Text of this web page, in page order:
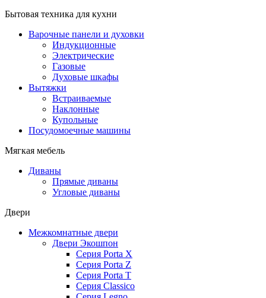
Бытовая техника для кухни
Варочные панели и духовки
Индукционные
Электрические
Газовые
Духовые шкафы
Вытяжки
Встраиваемые
Наклонные
Купольные
Посудомоечные машины
Мягкая мебель
Диваны
Прямые диваны
Угловые диваны
Двери
Межкомнатные двери
Двери Экошпон
Серия Porta X
Серия Porta Z
Серия Porta T
Серия Classico